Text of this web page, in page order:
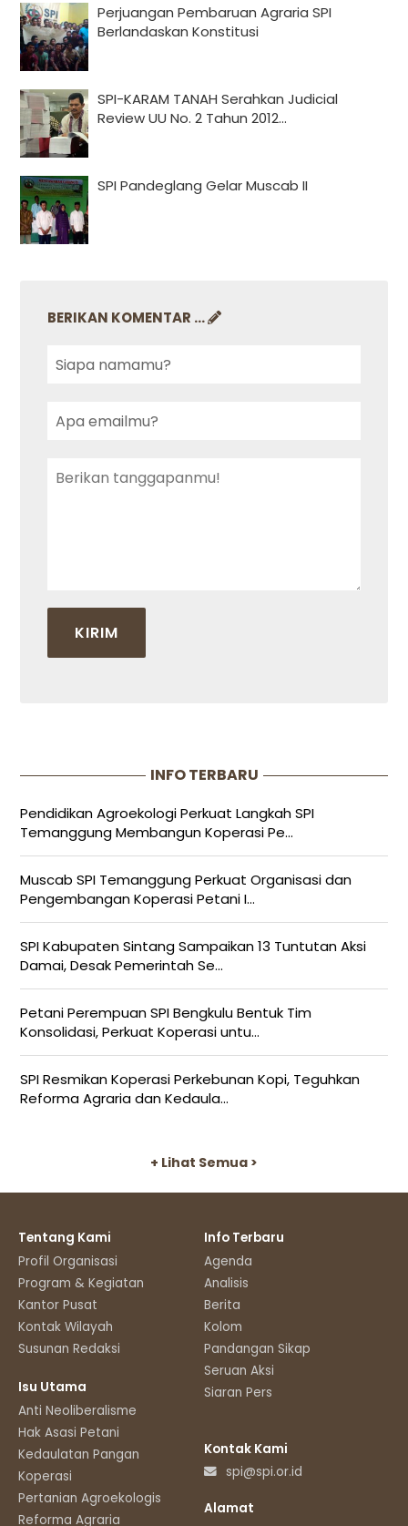
Perjuangan Pembaruan Agraria SPI
Berlandaskan Konstitusi
SPI-KARAM TANAH Serahkan Judicial
Review UU No. 2 Tahun 2012...
SPI Pandeglang Gelar Muscab II
BERIKAN KOMENTAR ...
INFO TERBARU
Pendidikan Agroekologi Perkuat Langkah SPI
Temanggung Membangun Koperasi Pe...
Muscab SPI Temanggung Perkuat Organisasi dan
Pengembangan Koperasi Petani I...
SPI Kabupaten Sintang Sampaikan 13 Tuntutan Aksi
Damai, Desak Pemerintah Se...
Petani Perempuan SPI Bengkulu Bentuk Tim
Konsolidasi, Perkuat Koperasi untu...
SPI Resmikan Koperasi Perkebunan Kopi, Teguhkan
Reforma Agraria dan Kedaula...
+ Lihat Semua >
Tentang Kami
Profil Organisasi
Program & Kegiatan
Kantor Pusat
Kontak Wilayah
Susunan Redaksi
Isu Utama
Anti Neoliberalisme
Hak Asasi Petani
Kedaulatan Pangan
Koperasi
Pertanian Agroekologis
Reforma Agraria
Info Terbaru
Agenda
Analisis
Berita
Kolom
Pandangan Sikap
Seruan Aksi
Siaran Pers
Kontak Kami
spi@spi.or.id
Alamat